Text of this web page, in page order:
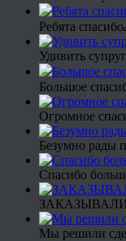
Ребята
Удивить
Большое
Огромное
Безумно рады
Спасибо
Мы решили